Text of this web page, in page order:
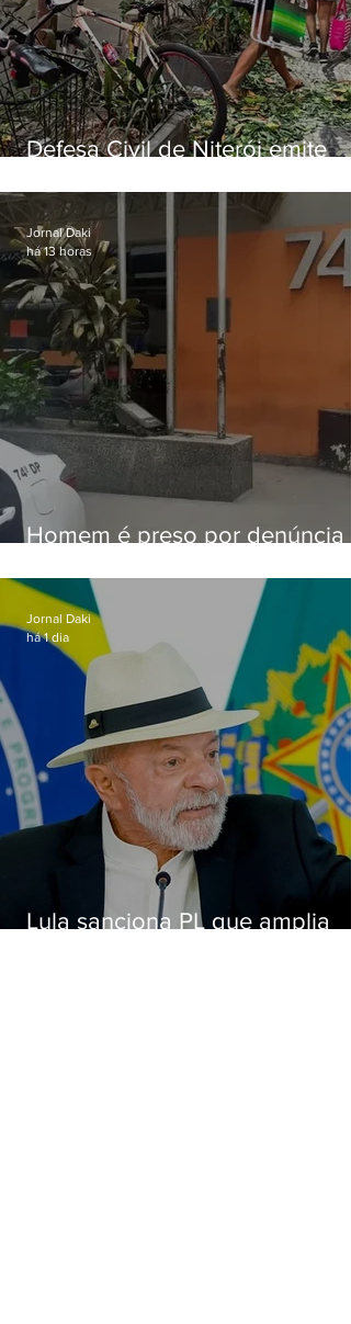
Defesa Civil de Niterói emite
sexta-feira (07)
Homem é preso por denúncia
Alcântara
Jornal Daki
há 13 horas
Lula sanciona PL que amplia
Jornal Daki
há 1 dia